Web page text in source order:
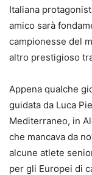
Italiana
amico sarà
campionesse del
altro prestigioso
Appena qualche
guidata da Luca
Mediterraneo, in
che mancava da
alcune atlete
per gli Europei di